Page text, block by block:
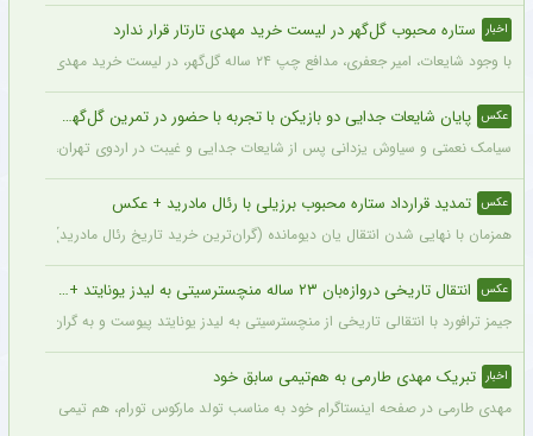
اخبار ستاره محبوب گل‌گهر در لیست خرید مهدی تارتار قرار ندارد
با وجود شایعات، امیر جعفری، مدافع چپ ۲۴ ساله گل‌گهر، در لیست خرید مهدی تارتار قرار ندارد.
عکس پایان شایعات جدایی دو بازیکن با تجربه با حضور در تمرین گل‌گهر + عکس
سیامک نعمتی و سیاوش یزدانی پس از شایعات جدایی و غیبت در اردوی تهران، دیروز
عکس تمدید قرارداد ستاره محبوب برزیلی با رئال مادرید + عکس
همزمان با نهایی شدن انتقال یان دیومانده (گران‌ترین خرید تاریخ رئال مادرید)، تمدید قرارداد
عکس انتقال تاریخی دروازه‌بان ۲۳ ساله منچسترسیتی به لیدز یونایتد + عکس
جیمز ترافورد با انتقالی تاریخی از منچسترسیتی به لیدز یونایتد پیوست و به گران‌ترین
اخبار تبریک مهدی طارمی به هم‌تیمی سابق خود
مهدی طارمی در صفحه اینستاگرام خود به مناسب تولد مارکوس تورام، هم تیمی سابق